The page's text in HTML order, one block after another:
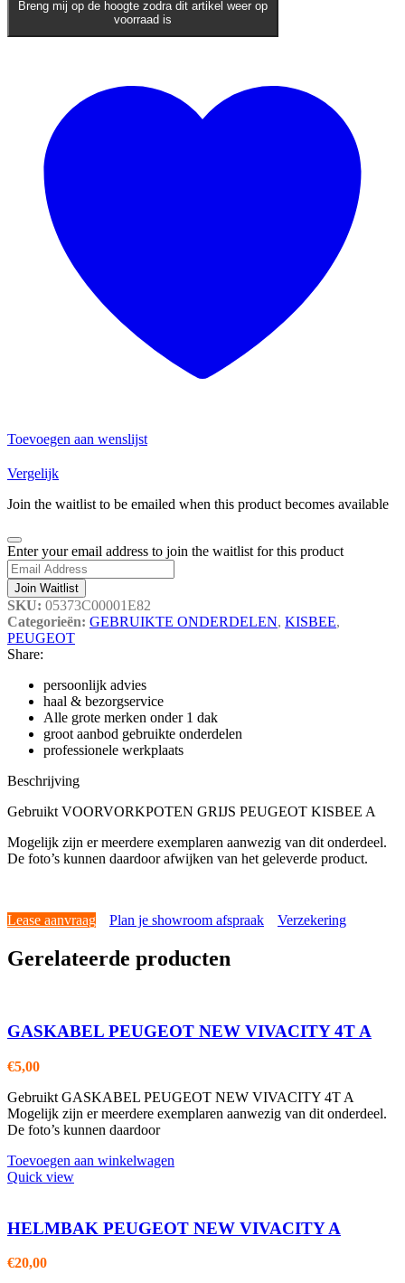
Breng mij op de hoogte zodra dit artikel weer op
voorraad is
Toevoegen aan wenslijst
Vergelijk
Join the waitlist to be emailed when this product becomes available
Dismiss
notification
Enter your email address to join the waitlist for this product
Join Waitlist
SKU: 05373C00001E82
Categorieën: GEBRUIKTE ONDERDELEN, KISBEE,
PEUGEOT
Share:
persoonlijk advies
haal & bezorgservice
Alle grote merken onder 1 dak
groot aanbod gebruikte onderdelen
professionele werkplaats
Beschrijving
Gebruikt VOORVORKPOTEN GRIJS PEUGEOT KISBEE A
Mogelijk zijn er meerdere exemplaren aanwezig van dit onderdeel.
De foto’s kunnen daardoor afwijken van het geleverde product.
Lease aanvraag Plan je showroom afspraak Verzekering
Gerelateerde producten
GASKABEL PEUGEOT NEW VIVACITY 4T A
€5,00
Gebruikt GASKABEL PEUGEOT NEW VIVACITY 4T A
Mogelijk zijn er meerdere exemplaren aanwezig van dit onderdeel.
De foto’s kunnen daardoor
Toevoegen aan winkelwagen
Quick view
HELMBAK PEUGEOT NEW VIVACITY A
€20,00